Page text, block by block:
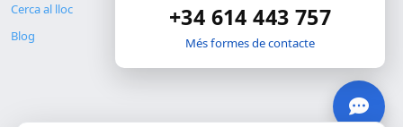
Cerca al lloc
Blog
+34 614 443 757
Més formes de contacte